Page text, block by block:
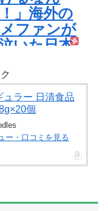
」海外の
ファンが
いた日本
・？【海
応】
ュラー 日清食品
個
ー・口コミを見る